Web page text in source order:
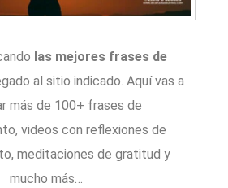
las mejores frases de
al sitio indicado. Aquí vas a
más de 100+ frases de
videos con reflexiones de
meditaciones de gratitud y
mucho más…